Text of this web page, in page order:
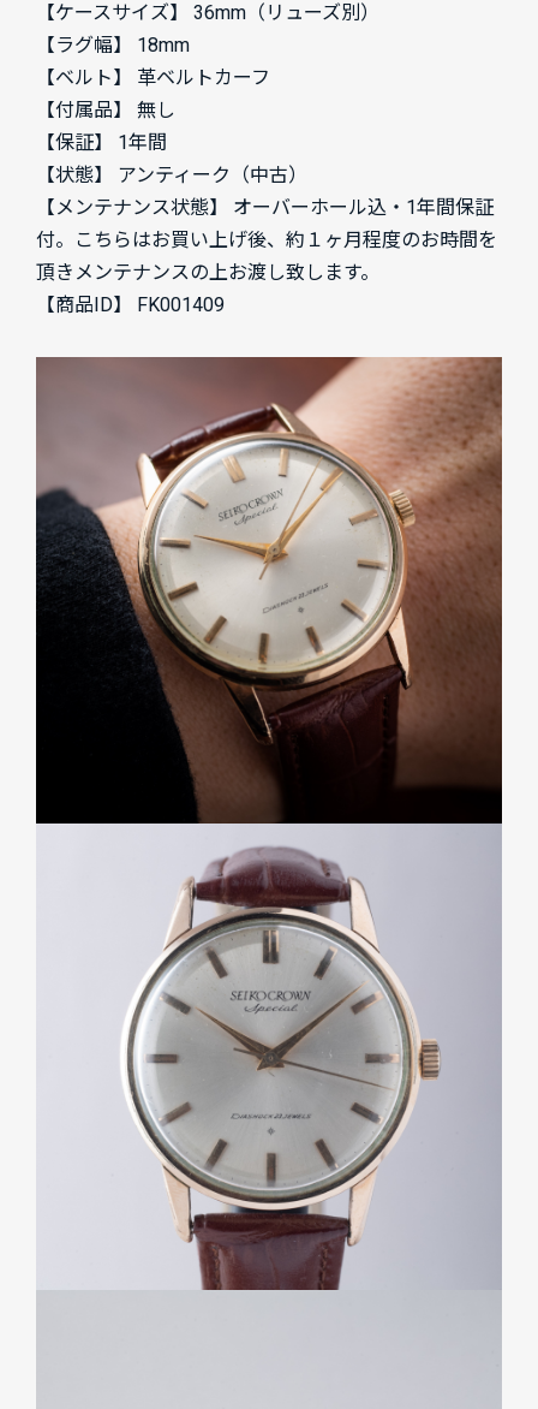
【ケースサイズ】 36mm（リューズ別）
【ラグ幅】 18mm
【ベルト】 革ベルトカーフ
【付属品】 無し
【保証】 1年間
【状態】 アンティーク（中古）
【メンテナンス状態】 オーバーホール込・1年間保証
付。こちらはお買い上げ後、約１ヶ月程度のお時間を
頂きメンテナンスの上お渡し致します。
【商品ID】 FK001409